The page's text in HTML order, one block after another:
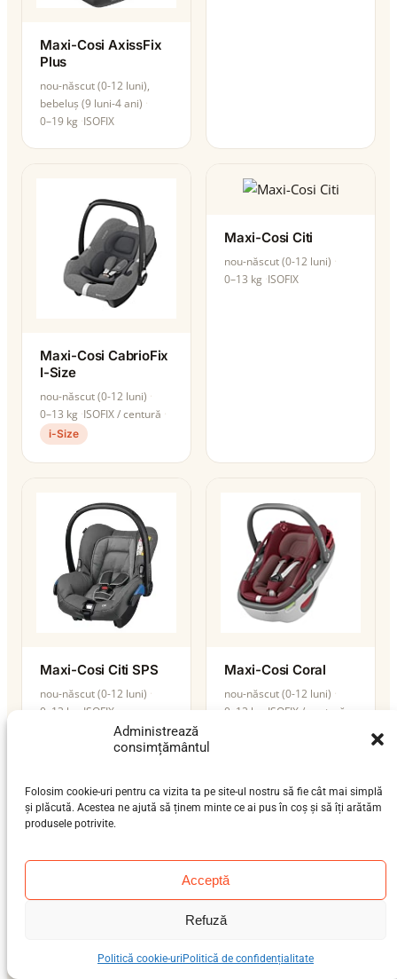
Administrează
consimțământul
Folosim cookie-uri pentru ca vizita ta pe site-ul nostru să fie cât mai simplă
și plăcută. Acestea ne ajută să ținem minte ce ai pus în coș și să îți arătăm
produsele potrivite.
Acceptă
Refuză
Politică cookie-uri Politică de confidențialitate
Maxi-Cosi AxissFix
Plus
nou-născut (0-12 luni),
bebeluș (9 luni-4 ani)
0–19 kg ISOFIX
Maxi-Cosi CabrioFix
I-Size
nou-născut (0-12 luni)
0–13 kg ISOFIX / centură
i-Size
Maxi-Cosi Citi
nou-născut (0-12 luni)
0–13 kg ISOFIX
Maxi-Cosi Citi SPS
nou-născut (0-12 luni)
0–13 kg
ISOFIX
Maxi-Cosi Coral
nou-născut (0-12 luni)
0–12 kg
ISOFIX / centură
Maxi-Cosi Coral